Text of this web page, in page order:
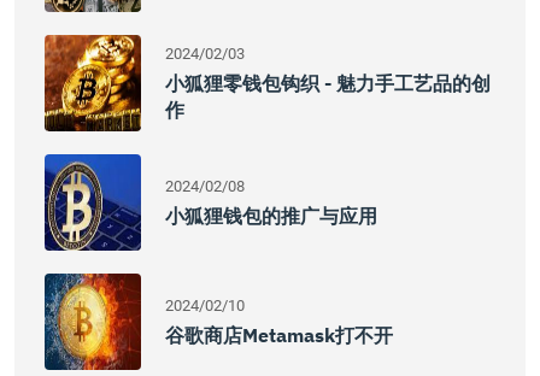
2024/02/03
小狐狸零钱包钩织 - 魅力手工艺品的创
作
2024/02/08
小狐狸钱包的推广与应用
2024/02/10
谷歌商店metamask打不开